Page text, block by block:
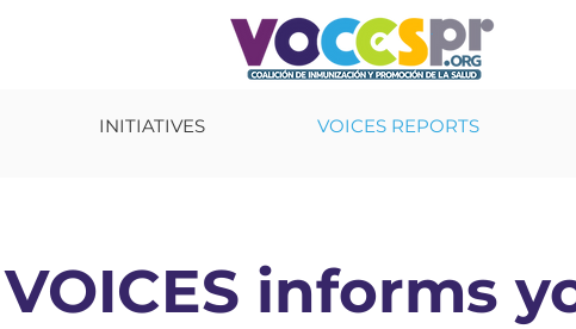
INITIATIVES VOICES REPORTS
VOICES informs